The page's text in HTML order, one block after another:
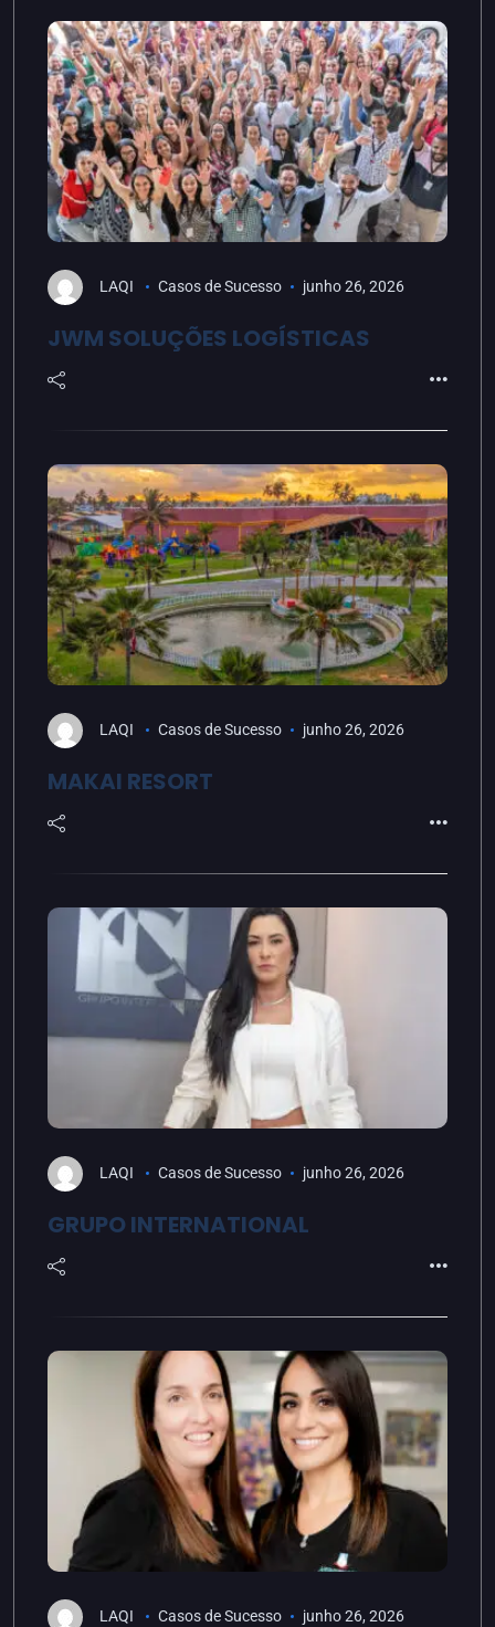
LAQI Casos de Sucesso junho 26, 2026
JWM SOLUÇÕES LOGÍSTICAS
LAQI Casos de Sucesso junho 26, 2026
MAKAI RESORT
LAQI Casos de Sucesso junho 26, 2026
GRUPO INTERNATIONAL
LAQI Casos de Sucesso junho 26, 2026